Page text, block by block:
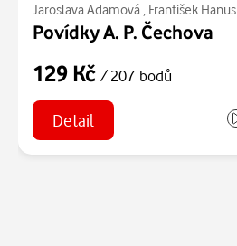
Jaroslava Adamová , František Hanus
Povídky A. P. Čechova
129 Kč / 207 bodů
Detail